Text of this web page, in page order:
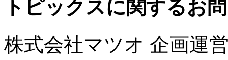
トピックスに関するお
株式会社マツオ 企画運